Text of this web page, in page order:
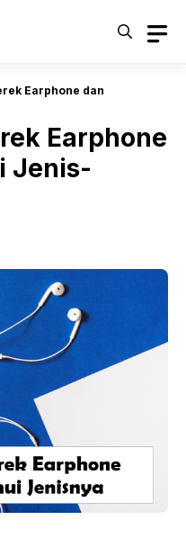
Earphone dan
Earphone
Jenis-